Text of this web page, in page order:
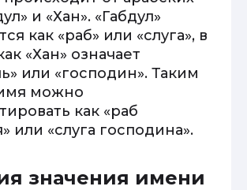
и «Хан». «Габдул»
как «раб» или «слуга», в
«Хан» означает
или «господин». Таким
можно
как «раб
или «слуга господина».
значения имени